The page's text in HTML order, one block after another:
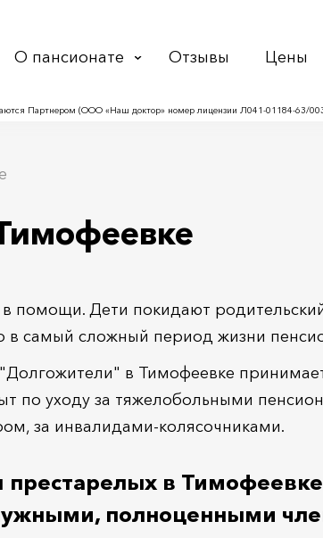
О пансионате Отзывы Цены
Партнером (ООО «Наш доктор» номер лицензии Л041-01184-63/
помощи. Дети покидают
в самый сложный период жизни
в Тимофеевке
по уходу за тяжелобольными
за инвалидами-колясочниками.
престарелых в
полноценными